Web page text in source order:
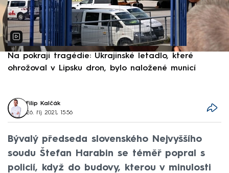
Na pokraji tragédie: Ukrajinské letadlo, které
ohrožoval v Lipsku dron, bylo naložené municí
Filip Kalčák
26. říj 2021, 15:56
Bývalý předseda slovenského Nejvyššího
soudu Štefan Harabin se téměř popral s
policií, když do budovy, kterou v minulosti